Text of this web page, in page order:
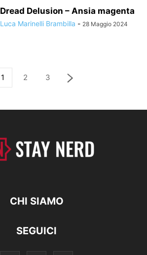
Dread Delusion – Ansia magenta
Luca Marinelli Brambilla - 28 Maggio 2024
1 2 3
CHI SIAMO
SEGUICI